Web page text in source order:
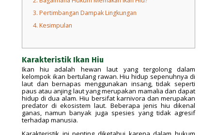
3. Pertimbangan Dampak Lingkungan
4. Kesimpulan
Karakteristik Ikan Hiu
Ikan hiu adalah hewan laut yang tergolong dalam
kelompok ikan bertulang rawan. Hiu hidup sepenuhnya di
laut dan bernapas menggunakan insang, tidak seperti
paus atau anjing laut yang merupakan mamalia dan dapat
hidup di dua alam. Hiu bersifat karnivora dan merupakan
predator di ekosistem laut. Beberapa jenis hiu dikenal
ganas, namun banyak juga spesies yang tidak agresif
terhadap manusia.